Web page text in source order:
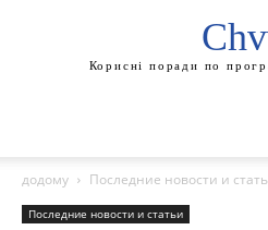
Корисні поради по
додому Последние новости и
Последние новости и статьи